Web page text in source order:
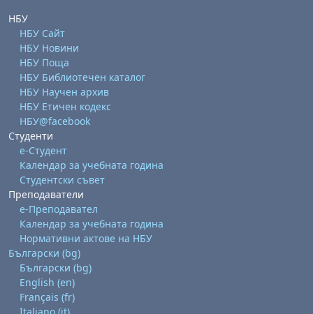
1 август
неделя, 2 август
август
август8 август
неделя, 9 август
август
август
15 август
неделя, 16 август
август
август
22 август
неделя, 23 август
август
август
29 август
неделя, 30 август
НБУ
НБУ Сайт
НБУ Новини
НБУ Поща
НБУ Библиотечен каталог
НБУ Научен архив
НБУ Етичен кодекс
НБУ@facebook
Студенти
е-Студент
Календар за учебната година
Студентски съвет
Преподаватели
е-Преподавател
Календар за учебната година
Нормативни актове на НБУ
Български ‎(bg)‎
Български ‎(bg)‎
English ‎(en)‎
Français ‎(fr)‎
Italiano ‎(it)‎